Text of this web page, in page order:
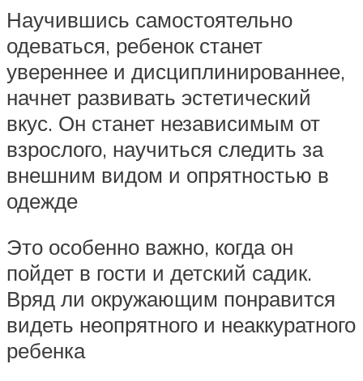
Научившись самостоятельно
одеваться, ребенок станет
увереннее и дисциплинированнее,
начнет развивать эстетический
вкус. Он станет независимым от
взрослого, научиться следить за
внешним видом и опрятностью в
одежде
Это особенно важно, когда он
пойдет в гости и детский садик.
Вряд ли окружающим понравится
видеть неопрятного и неаккуратного
ребенка